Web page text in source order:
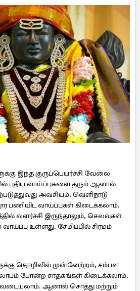
இந்த குருப்பெயர்ச்சி வேலை
புதிய வாய்ப்புகளை தரும் ஆனால்
அவசியம். வெளிநாடு
வாய்ப்புகள் கிடைக்கலாம்.
வளர்ச்சி இருந்தாலும், செலவுகள்
உள்ளது. சேமிப்பில் சிரமம்
தொழிலில் முன்னேற்றம், சம்பள
லாபம் போன்ற சாதகங்கள் கிடைக்கலாம்.
ஆனால் சொத்து மற்றும்